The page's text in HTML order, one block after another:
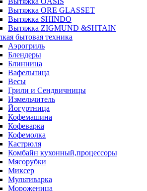
Вытяжка ORE GLASSET
Вытяжка SHINDO
Вытяжка ZIGMUND &SHTAIN
бытовая техника
Аэрогриль
Блендеры
Блинница
Вафельница
Весы
Грили и Сендвичницы
Измельчитель
Йогуртница
Кофемашина
Кофеварка
Кофемолка
Кастрюля
Комбайн кухонный,процессоры
Мясорубки
Миксер
Мультиварка
Мороженица